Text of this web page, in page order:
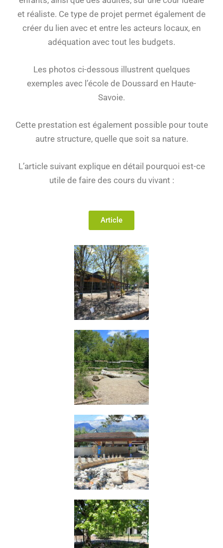
et réaliste. Ce type de projet permet également de
créer du lien avec et entre les acteurs locaux, en
adéquation avec tout les budgets.
Les photos ci-dessous illustrent quelques
exemples avec l’école de Doussard en Haute-
Savoie.
Cette prestation est également possible pour toute
autre structure, quelle que soit sa nature.
L’article suivant explique en détail pourquoi est-ce
utile de faire des cours du vivant :
Article